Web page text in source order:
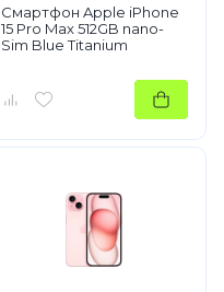
Смартфон Apple iPhone
15 Pro Max 512GB nano-
Sim Blue Titanium